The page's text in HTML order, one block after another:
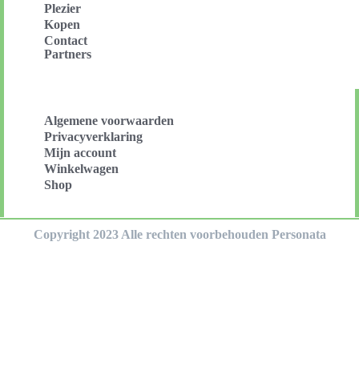
Plezier
Kopen
Contact
Partners
Algemene voorwaarden
Privacyverklaring
Mijn account
Winkelwagen
Shop
Copyright 2023 Alle rechten voorbehouden Personata